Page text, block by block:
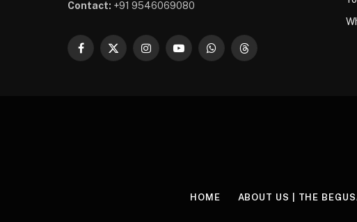
Contact: +91 9546069080
Facebook
X
InstagramYouTubeWhatsAppThreads
HOME ABOUT US | THE